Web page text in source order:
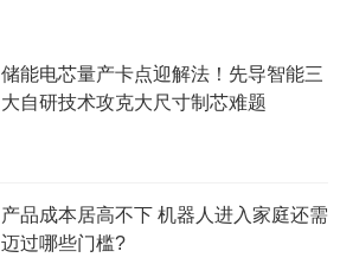
储能电芯量产卡点迎解法！先导智能三
大自研技术攻克大尺寸制芯难题
产品成本居高不下 机器人进入家庭还需
迈过哪些门槛?